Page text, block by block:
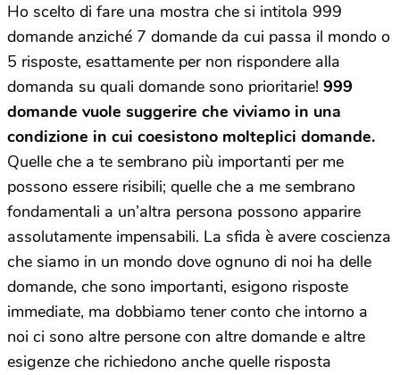
Ho scelto di fare una mostra che si intitola 999
domande anziché 7 domande da cui passa il mondo o
5 risposte, esattamente per non rispondere alla
domanda su quali domande sono prioritarie! 999
domande vuole suggerire che viviamo in una
condizione in cui coesistono molteplici domande.
Quelle che a te sembrano più importanti per me
possono essere risibili; quelle che a me sembrano
fondamentali a un’altra persona possono apparire
assolutamente impensabili. La sfida è avere coscienza
che siamo in un mondo dove ognuno di noi ha delle
domande, che sono importanti, esigono risposte
immediate, ma dobbiamo tener conto che intorno a
noi ci sono altre persone con altre domande e altre
esigenze che richiedono anche quelle risposta